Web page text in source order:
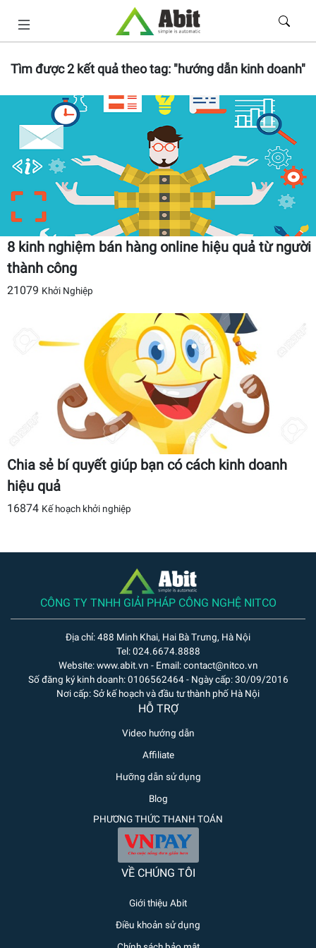
Tìm được2kết quả theo tag: "hướng dẫn kinh doanh"
8 kinh nghiệm bán hàng online hiệu quả từ người
thành công
21079 Khởi Nghiệp
Chia sẻ bí quyết giúp bạn có cách kinh doanh
hiệu quả
16874 Kế hoạch khởi nghiệp
CÔNG TY TNHH GIẢI PHÁP CÔNG NGHỆ NITCO
Địa chỉ: 488 Minh Khai, Hai Bà Trưng, Hà Nội
Tel: 024.6674.8888
Website: www.abit.vn - Email: contact@nitco.vn
Số đăng ký kinh doanh: 0106562464 - Ngày cấp: 30/09/2016
Nơi cấp: Sở kế hoạch và đầu tư thành phố Hà Nội
HỖ TRỢ
Video hướng dẫn
Affiliate
Hưỡng dẫn sử dụng
Blog
PHƯƠNG THỨC THANH TOÁN
VỀ CHÚNG TÔI
Giới thiệu Abit
Điều khoản sử dụng